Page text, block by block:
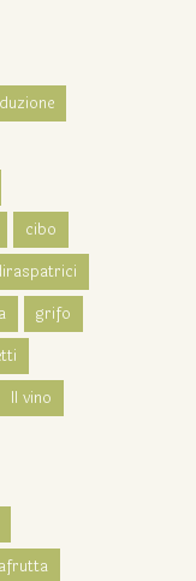
cibo
grifo
Il vino